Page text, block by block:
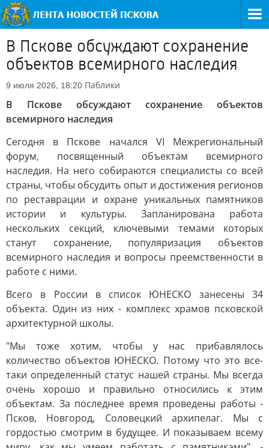
В Пскове обсуждают сохранение
объектов всемирного наследия
9 июля 2026, 18:20 Паблики
В Пскове обсуждают сохранение объектов
всемирного наследия
Сегодня в Пскове начался VI Межрегиональный
форум, посвященный объектам всемирного
наследия. На него собираются специалисты со всей
страны, чтобы обсудить опыт и достижения регионов
по реставрации и охране уникальных памятников
истории и культуры. Запланирована работа
нескольких секций, ключевыми темами которых
станут сохранение, популяризация объектов
всемирного наследия и вопросы преемственности в
работе с ними.
Всего в России в список ЮНЕСКО занесены 34
объекта. Один из них - комплекс храмов псковской
архитектурной школы.
"Мы тоже хотим, чтобы у нас прибавлялось
количество объектов ЮНЕСКО. Потому что это все-
таки определенный статус нашей страны. Мы всегда
очень хорошо и правильно относились к этим
объектам. За последнее время проведены работы -
Псков, Новгород, Соловецкий архипелаг. Мы с
гордостью смотрим в будущее. И показываем всему